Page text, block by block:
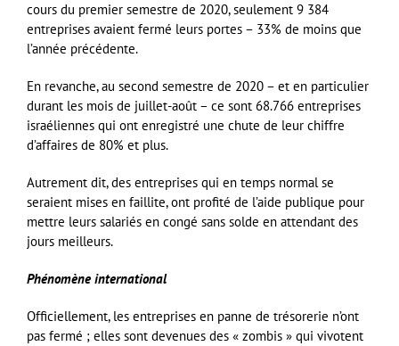
cours du premier semestre de 2020, seulement 9 384
entreprises avaient fermé leurs portes – 33% de moins que
l’année précédente.
En revanche, au second semestre de 2020 – et en particulier
durant les mois de juillet-août – ce sont 68.766 entreprises
israéliennes qui ont enregistré une chute de leur chiffre
d’affaires de 80% et plus.
Autrement dit, des entreprises qui en temps normal se
seraient mises en faillite, ont profité de l’aide publique pour
mettre leurs salariés en congé sans solde en attendant des
jours meilleurs.
Phénomène international
Officiellement, les entreprises en panne de trésorerie n’ont
pas fermé ; elles sont devenues des « zombis » qui vivotent